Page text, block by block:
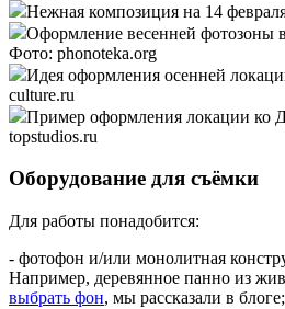
Нежная композиция на 14
Оформление весенней фотозоны
Фото: phonoteka.org
Идея оформления осенней
culture.ru
Пример оформления локации ко
topstudios.ru
Оборудование для съёмки
Для работы понадобится:
- фотофон и/или монолитная
Например, деревянное панно из
выбрать фон, мы рассказали в блоге;